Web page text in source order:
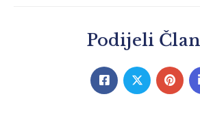
Podijeli